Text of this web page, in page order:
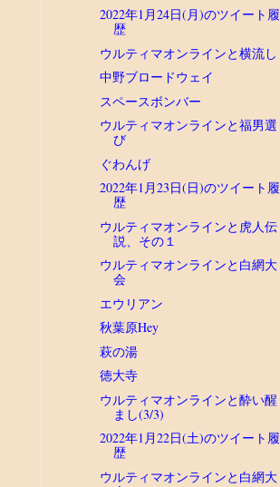
2022年1月24日(月)のツイート履
歴
ウルティマオンラインと横流し
中野ブロードウェイ
スペースボンバー
ウルティマオンラインと福男選
び
ぐわんげ
2022年1月23日(日)のツイート履
歴
ウルティマオンラインと虎人伝
説、その１
ウルティマオンラインと白網大
会
エウリアン
秋葉原Hey
萩の湯
徳大寺
ウルティマオンラインと酔い醒
まし(3/3)
2022年1月22日(土)のツイート履
歴
ウルティマオンラインと白網大